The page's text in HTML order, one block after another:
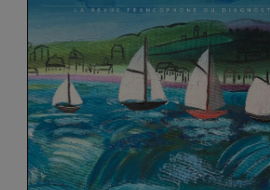
Manifestations
Abonnements
Annonceurs
Contact